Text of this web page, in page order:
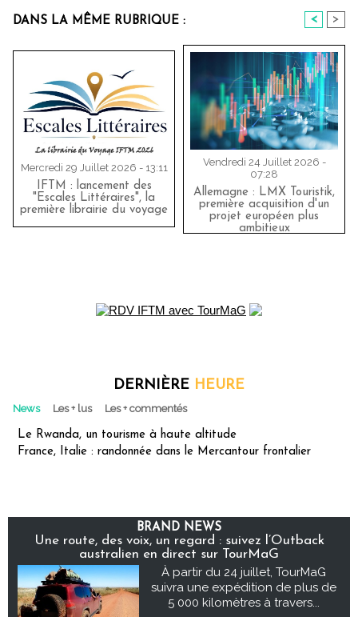
DANS LA MÊME RUBRIQUE : < >
Mercredi 29 Juillet 2026 - 13:11
IFTM : lancement des
"Escales Littéraires", la
première librairie du voyage
Vendredi 24 Juillet 2026 -
07:28
Allemagne : LMX Touristik,
première acquisition d'un
projet européen plus
ambitieux
DERNIÈRE HEURE
News Les + lus Les + commentés
Le Rwanda, un tourisme à haute altitude
France, Italie : randonnée dans le Mercantour frontalier
BRAND NEWS
Une route, des voix, un regard : suivez l’Outback
australien en direct sur TourMaG
À partir du 24 juillet, TourMaG
suivra une expédition de plus de
5 000 kilomètres à travers...